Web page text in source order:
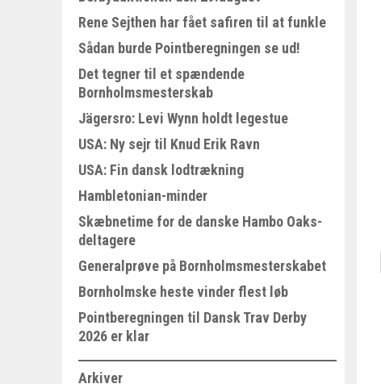
Rene Sejthen har fået safiren til at funkle
Sådan burde Pointberegningen se ud!
Det tegner til et spændende
Bornholmsmesterskab
Jägersro: Levi Wynn holdt legestue
USA: Ny sejr til Knud Erik Ravn
USA: Fin dansk lodtrækning
Hambletonian-minder
Skæbnetime for de danske Hambo Oaks-
deltagere
Generalprøve på Bornholmsmesterskabet
Bornholmske heste vinder flest løb
Pointberegningen til Dansk Trav Derby
2026 er klar
Arkiver